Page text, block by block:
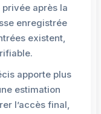
privée après la
enregistrée
existent,
apporte plus
estimation
l’accès final,